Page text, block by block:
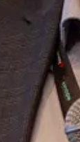
valiosos.
SMS, ataxa